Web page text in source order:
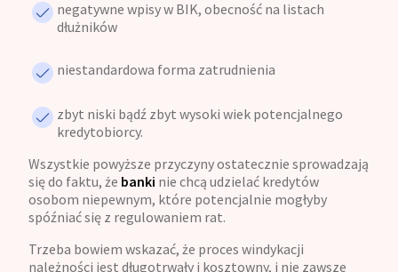
negatywne wpisy w BIK, obecność na listach
dłużników
niestandardowa forma zatrudnienia
zbyt niski bądź zbyt wysoki wiek potencjalnego
kredytobiorcy.
Wszystkie powyższe przyczyny ostatecznie sprowadzają
się do faktu, że banki nie chcą udzielać kredytów
osobom niepewnym, które potencjalnie mogłyby
spóźniać się z regulowaniem rat.
Trzeba bowiem wskazać, że proces windykacji
należności jest długotrwały i kosztowny, i nie zawsze